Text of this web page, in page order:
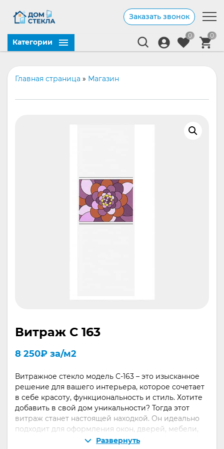
Заказать звонок
Категории
0 0
Главная страница » Магазин
Витраж С 163
8 250₽ за/м2
Витражное стекло модель С-163 – это изысканное
решение для вашего интерьера, которое сочетает
в себе красоту, функциональность и стиль. Хотите
добавить в свой дом уникальности? Тогда этот
витраж станет настоящей находкой. Он идеально
подходит для оформления окон, дверей, мебели,
перегородок и даже витрин. Выполненный в
Развернуть